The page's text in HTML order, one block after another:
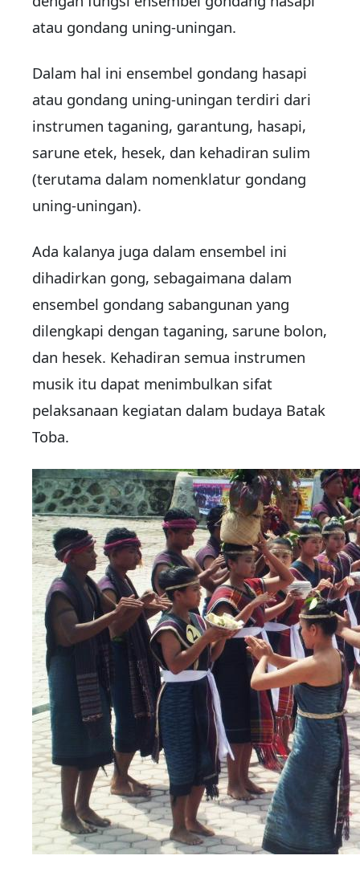
atau gondang uning-uningan.
Dalam hal ini ensembel gondang hasapi
atau gondang uning-uningan terdiri dari
instrumen taganing, garantung, hasapi,
sarune etek, hesek, dan kehadiran sulim
(terutama dalam nomenklatur gondang
uning-uningan).
Ada kalanya juga dalam ensembel ini
dihadirkan gong, sebagaimana dalam
ensembel gondang sabangunan yang
dilengkapi dengan taganing, sarune bolon,
dan hesek. Kehadiran semua instrumen
musik itu dapat menimbulkan sifat
pelaksanaan kegiatan dalam budaya Batak
Toba.